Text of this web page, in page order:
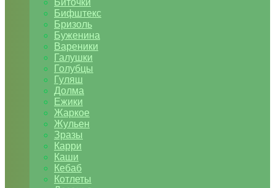
Биточки
Бифштекс
Бризоль
Буженина
Вареники
Галушки
Голубцы
Гуляш
Долма
Ежики
Жаркое
Жульен
Зразы
Карри
Каши
Кебаб
Котлеты